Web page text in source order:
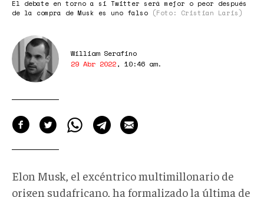
El debate en torno a si Twitter será mejor o peor después
de la compra de Musk es uno falso (Foto: Cristian Laris)
William Serafino
29 Abr 2022, 10:46 am.
Elon Musk, el excéntrico multimillonario de
origen sudafricano, ha formalizado la última de